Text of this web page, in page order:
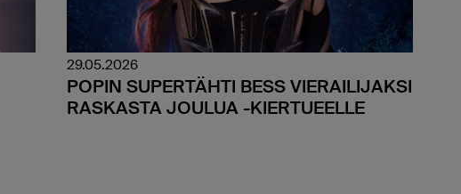
29.05.2026
POPIN SUPERTÄHTI BESS VIERAILIJAKSI
RASKASTA JOULUA -KIERTUEELLE